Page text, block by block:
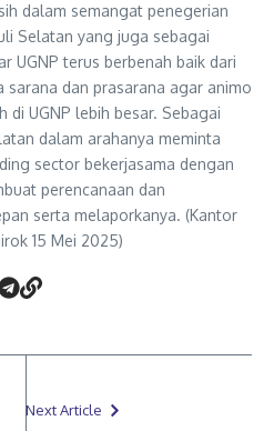
dalam semangat penegerian
Selatan yang juga sebagai
UGNP terus berbenah baik dari
sarana dan prasarana agar animo
di UGNP lebih besar. Sebagai
dalam arahanya meminta
sector bekerjasama dengan
perencanaan dan
serta melaporkanya. (Kantor
15 Mei 2025)
Next Article